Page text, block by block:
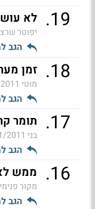
19
. לא
יפוטר
הגב
18
. זמן
מוטי 20:06
הגב
17
. תומר
בני 19:57
הגב
16
. ממש
מקור פנימי
הגב